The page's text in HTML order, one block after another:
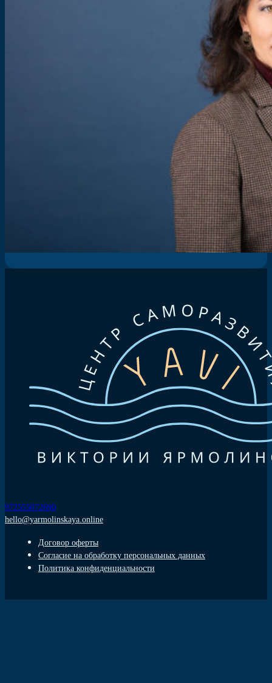
972555072690
hello@yarmolinskaya.online
Договор оферты
Согласие на обработку персональных данных
Политика конфиденциальности